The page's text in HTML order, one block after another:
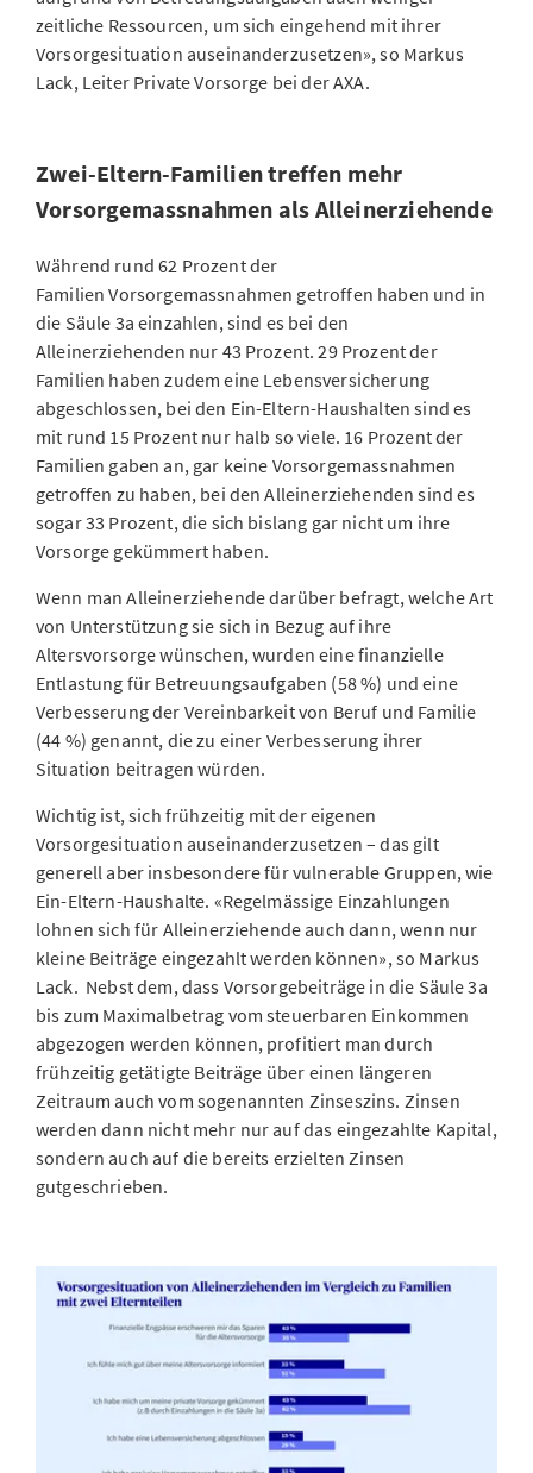
zeitliche Ressourcen, um sich eingehend mit ihrer
Vorsorgesituation auseinanderzusetzen», so Markus
Lack, Leiter Private Vorsorge bei der AXA.
Zwei-Eltern-Familien treffen mehr
Vorsorgemassnahmen als Alleinerziehende
Während rund 62 Prozent der
FamilienVorsorgemassnahmen getroffen haben und in
die Säule 3a einzahlen, sind es bei den
Alleinerziehenden nur 43 Prozent. 29 Prozent der
Familien haben zudem eine Lebensversicherung
abgeschlossen, bei den Ein-Eltern-Haushalten sind es
mit rund 15 Prozent nur halb so viele. 16 Prozent der
Familien gaben an, gar keine Vorsorgemassnahmen
getroffen zu haben, bei den Alleinerziehenden sind es
sogar 33 Prozent, die sich bislang gar nicht um ihre
Vorsorge gekümmert haben.
Wenn man Alleinerziehende darüber befragt, welche Art
von Unterstützung sie sich in Bezug auf ihre
Altersvorsorge wünschen, wurden eine finanzielle
Entlastung für Betreuungsaufgaben (58 %) und eine
Verbesserung der Vereinbarkeit von Beruf und Familie
(44 %) genannt, die zu einer Verbesserung ihrer
Situation beitragen würden.
Wichtig ist, sich frühzeitig mit der eigenen
Vorsorgesituation auseinanderzusetzen – das gilt
generell aber insbesondere für vulnerable Gruppen, wie
Ein-Eltern-Haushalte. «Regelmässige Einzahlungen
lohnen sich für Alleinerziehende auch dann, wenn nur
kleine Beiträge eingezahlt werden können», so Markus
Lack. Nebst dem, dass Vorsorgebeiträge in die Säule 3a
bis zum Maximalbetrag vom steuerbaren Einkommen
abgezogen werden können, profitiert man durch
frühzeitig getätigte Beiträge über einen längeren
Zeitraum auch vom sogenannten Zinseszins. Zinsen
werden dann nicht mehr nur auf das eingezahlte Kapital,
sondern auch auf die bereits erzielten Zinsen
gutgeschrieben.